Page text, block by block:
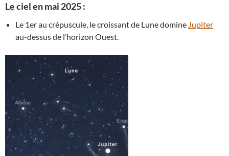
Le ciel en mai 2025 :
Le 1er au crépuscule, le croissant de Lune domine Jupiter
au-dessus de l’horizon Ouest.